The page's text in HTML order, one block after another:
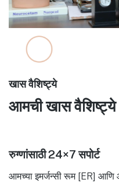
खास वैशिष्ट्ये
आमची खास वैशिष्ट्ये
रुग्णांसाठी 24×7 सपोर्ट
आमच्या इमर्जन्सी रूम [ER] आणि